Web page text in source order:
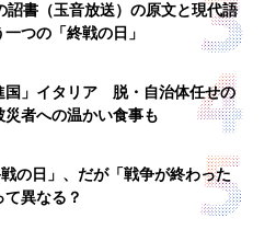
詔書（玉音放送）の原文と現代語
つの「終戦の日」
国」イタリア 脱・自治体任せの
者への温かい食事も
の日」、だが「戦争が終わった
て異なる？